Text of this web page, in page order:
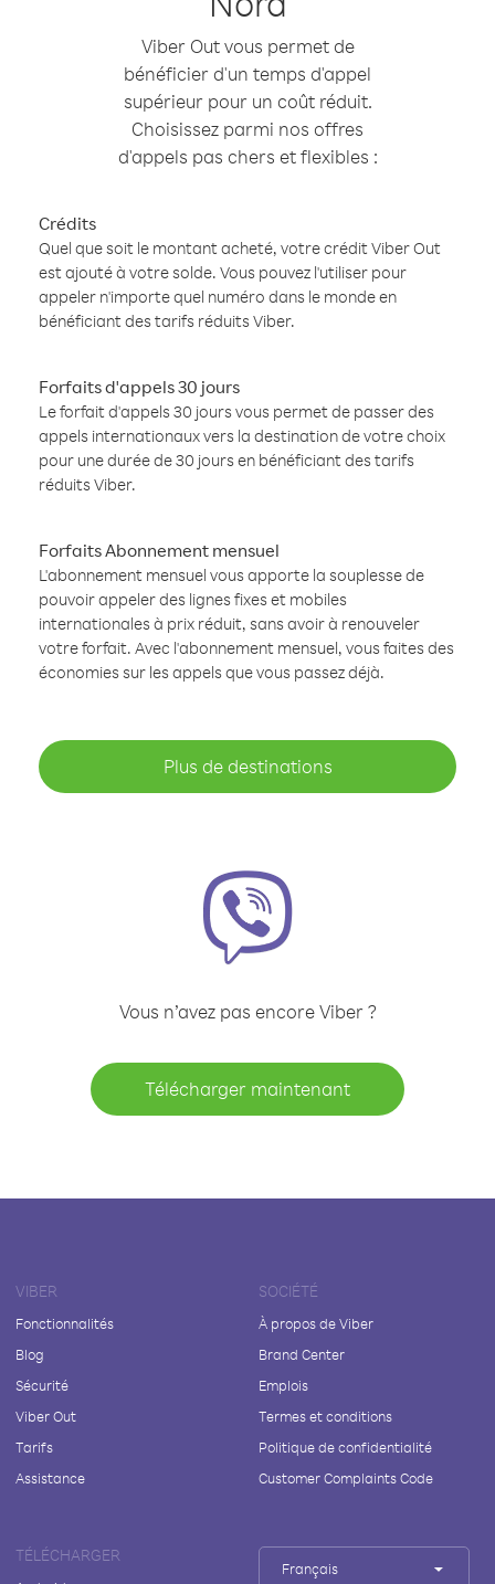
Viber Out vous permet de
bénéficier d'un temps d'appel
supérieur pour un coût réduit.
Choisissez parmi nos offres
d'appels pas chers et flexibles :
Crédits
Quel que soit le montant acheté, votre crédit Viber Out
est ajouté à votre solde. Vous pouvez l'utiliser pour
appeler n'importe quel numéro dans le monde en
bénéficiant des tarifs réduits Viber.
Forfaits d'appels 30 jours
Le forfait d'appels 30 jours vous permet de passer des
appels internationaux vers la destination de votre choix
pour une durée de 30 jours en bénéficiant des tarifs
réduits Viber.
Forfaits Abonnement mensuel
L'abonnement mensuel vous apporte la souplesse de
pouvoir appeler des lignes fixes et mobiles
internationales à prix réduit, sans avoir à renouveler
votre forfait. Avec l'abonnement mensuel, vous faites des
économies sur les appels que vous passez déjà.
Plus de destinations
Vous n’avez pas encore Viber ?
Télécharger maintenant
VIBER
Fonctionnalités
Blog
Sécurité
Viber Out
Tarifs
Assistance
SOCIÉTÉ
À propos de Viber
Brand Center
Emplois
Termes et conditions
Politique de confidentialité
Customer Complaints Code
TÉLÉCHARGER
Français